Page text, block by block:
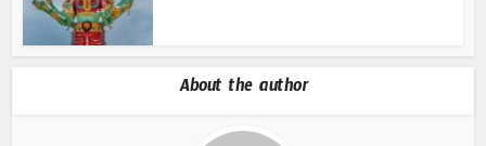
About the author